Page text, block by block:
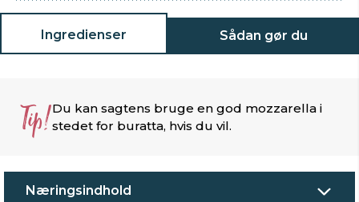
Ingredienser Sådan gør du
Tip!Du kan sagtens bruge en god mozzarella i
stedet for buratta, hvis du vil.
Næringsindhold